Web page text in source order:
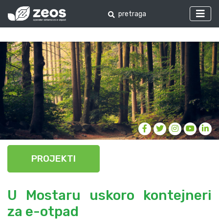
PROJEKTI
U Mostaru uskoro kontejneri
za e-otpad